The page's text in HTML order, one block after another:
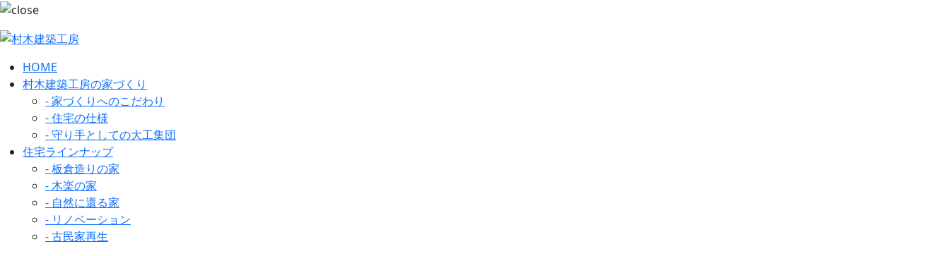
HOME
村木建築工房の家づくり
- 家づくりへのこだわり
- 住宅の仕様
- 守り手としての大工集団
住宅ラインナップ
- 板倉造りの家
- 木楽の家
- 自然に還る家
- リノベーション
- 古民家再生